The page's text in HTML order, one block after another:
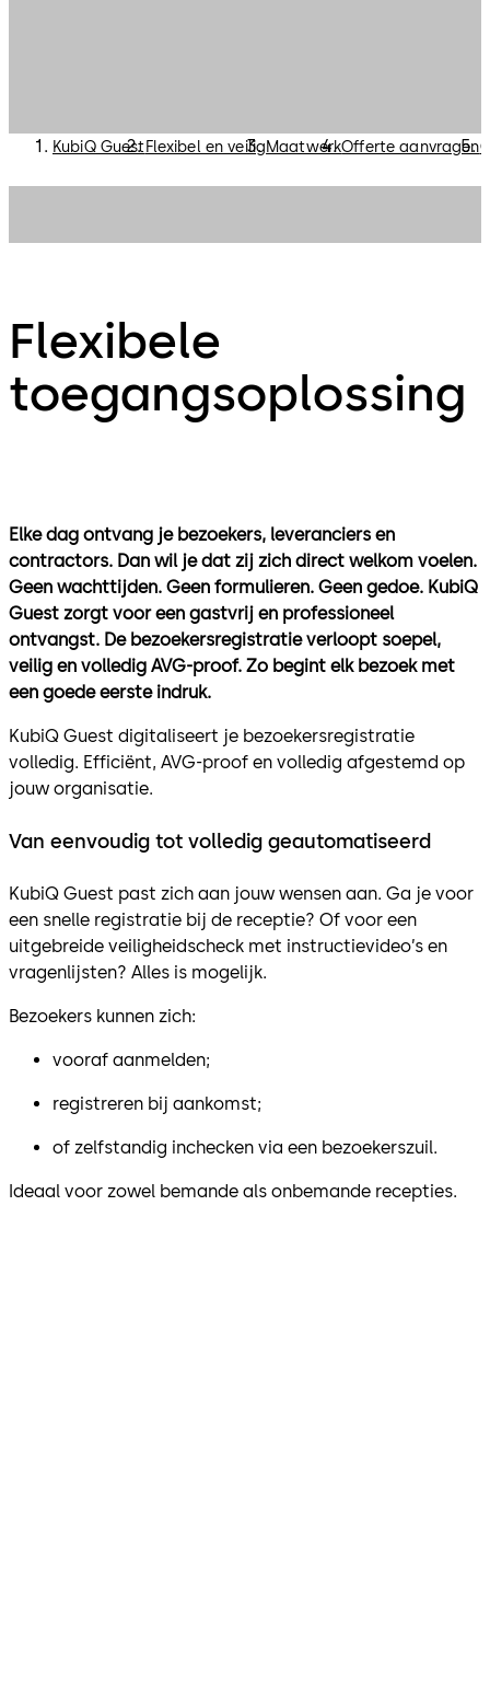
KubiQ GuestFlexibel en veiligMaatwerkOfferte aanvragen
Flexibele
toegangsoplossing
Elke dag ontvang je bezoekers, leveranciers en
contractors. Dan wil je dat zij zich direct welkom voelen.
Geen wachttijden. Geen formulieren. Geen gedoe. KubiQ
Guest zorgt voor een gastvrij en professioneel
ontvangst. De bezoekersregistratie verloopt soepel,
veilig en volledig AVG-proof. Zo begint elk bezoek met
een goede eerste indruk.
KubiQ Guest digitaliseert je bezoekersregistratie
volledig. Efficiënt, AVG-proof en volledig afgestemd op
jouw organisatie.
Van eenvoudig tot volledig geautomatiseerd
KubiQ Guest past zich aan jouw wensen aan. Ga je voor
een snelle registratie bij de receptie? Of voor een
uitgebreide veiligheidscheck met instructievideo’s en
vragenlijsten? Alles is mogelijk.
Bezoekers kunnen zich:
vooraf aanmelden;
registreren bij aankomst;
of zelfstandig inchecken via een bezoekerszuil.
Ideaal voor zowel bemande als onbemande recepties.